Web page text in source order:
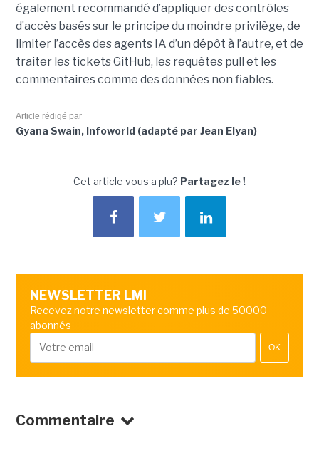
également recommandé d’appliquer des contrôles
d’accès basés sur le principe du moindre privilège, de
limiter l’accès des agents IA d’un dépôt à l’autre, et de
traiter les tickets GitHub, les requêtes pull et les
commentaires comme des données non fiables.
Article rédigé par
Gyana Swain, Infoworld (adapté par Jean Elyan)
Cet article vous a plu? Partagez le !
NEWSLETTER LMI
Recevez notre newsletter comme plus de 50000
abonnés
OK
Commentaire